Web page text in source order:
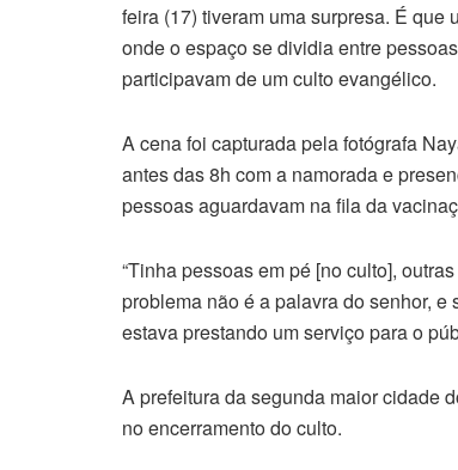
feira (17) tiveram uma surpresa. É
onde o espaço se dividia entre
participavam de um culto evangélico.
A cena foi capturada pela fotógrafa
antes das 8h com a namorada e
pessoas aguardavam na fila da
“Tinha pessoas em pé [no culto],
problema não é a palavra do senhor,
estava prestando um serviço para o
A prefeitura da segunda maior cidade
no encerramento do culto.